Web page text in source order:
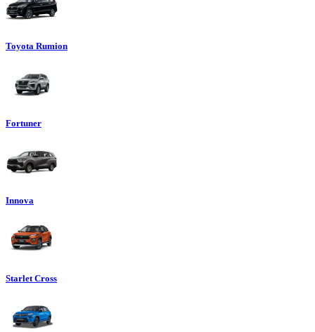
Toyota Rumion
Fortuner
Innova
Starlet Cross